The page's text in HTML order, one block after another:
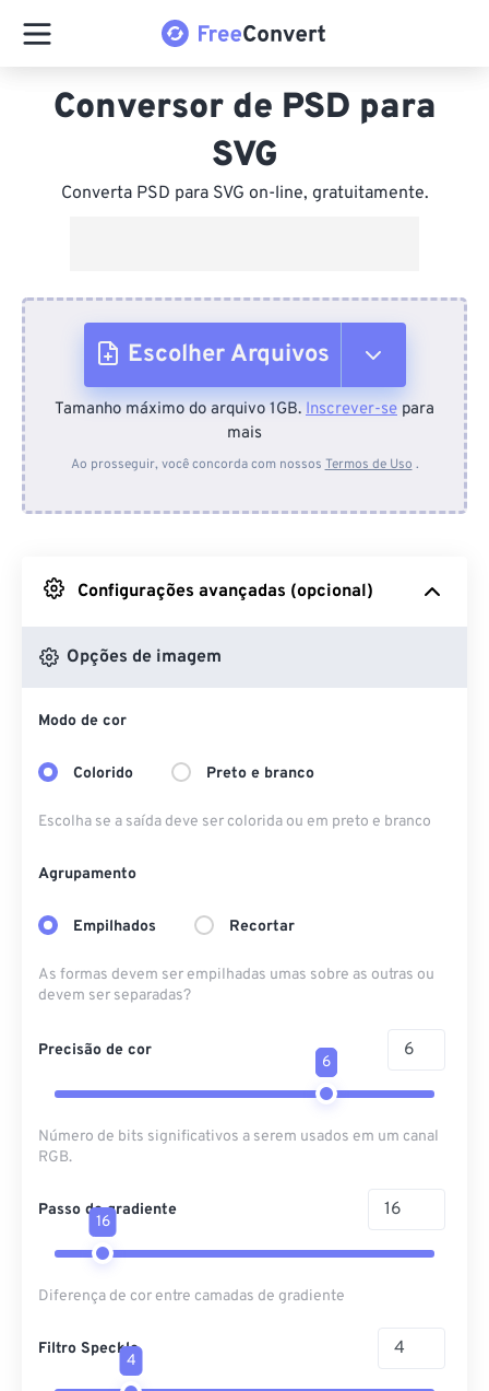
Conversor de PSD para
SVG
Converta PSD para SVG on-line, gratuitamente.
Escolher Arquivos
Do dispositivo
Do Google Drive
Do OneDrive
Tamanho máximo do arquivo 1GB. Inscrever-se para
mais
Ao prosseguir, você concorda com nossos Termos de Uso .
Configurações avançadas (opcional)
Opções de imagem
Modo de cor
Colorido Preto e branco
Escolha se a saída deve ser colorida ou em preto e branco
Agrupamento
Empilhados Recortar
As formas devem ser empilhadas umas sobre as outras ou
devem ser separadas?
Precisão de cor
6
Número de bits significativos a serem usados ​​em um canal
RGB.
Passo de gradiente
16
Diferença de cor entre camadas de gradiente
Filtro Speckle
4